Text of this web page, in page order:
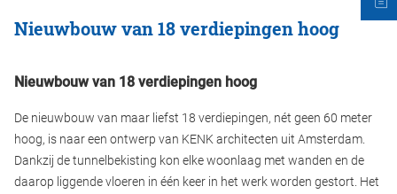
Nieuwbouw van 18 verdiepingen hoog
Nieuwbouw van 18 verdiepingen hoog
De nieuwbouw van maar liefst 18 verdiepingen, nét geen 60 meter
hoog, is naar een ontwerp van KENK architecten uit Amsterdam.
Dankzij de tunnelbekisting kon elke woonlaag met wanden en de
daarop liggende vloeren in één keer in het werk worden gestort. Het